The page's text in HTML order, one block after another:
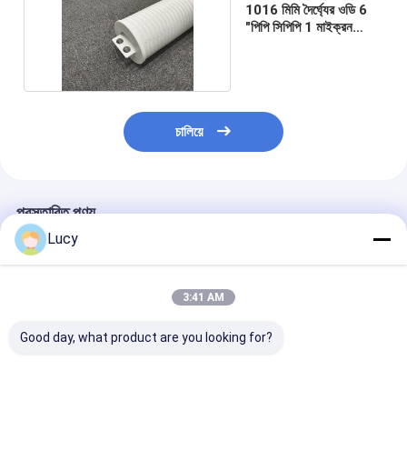
1016 মিমি দৈর্ঘ্যের ওডি 6
"পিপি সিপিপি 1 মাইক্রন
চালিয়ে
প্রস্তাবিত পণ্য
Lucy
3:41 AM
Good day, what product are you looking for?